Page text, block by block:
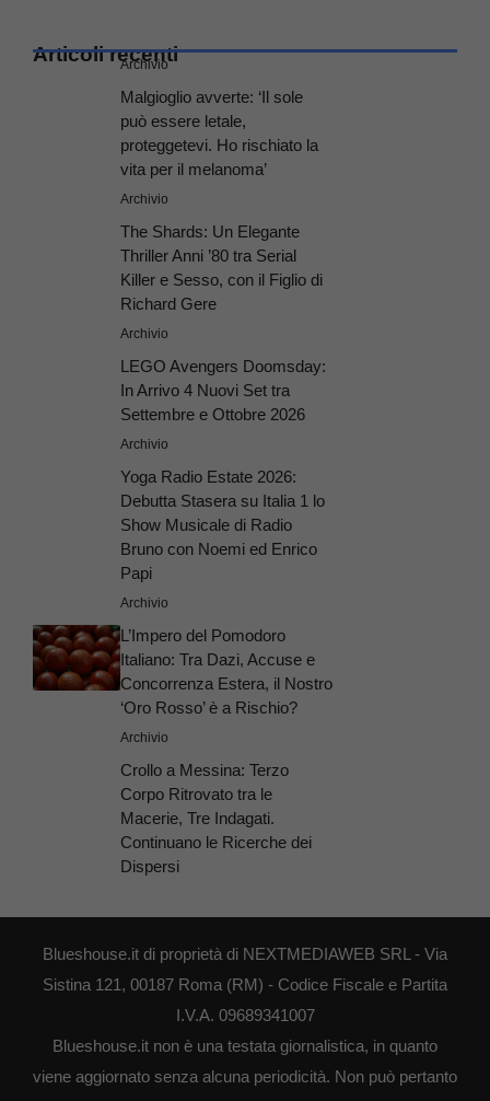
Articoli recenti
Archivio
Malgioglio avverte: ‘Il sole
può essere letale,
proteggetevi. Ho rischiato la
vita per il melanoma’
Archivio
The Shards: Un Elegante
Thriller Anni ’80 tra Serial
Killer e Sesso, con il Figlio di
Richard Gere
Archivio
LEGO Avengers Doomsday:
In Arrivo 4 Nuovi Set tra
Settembre e Ottobre 2026
Archivio
Yoga Radio Estate 2026:
Debutta Stasera su Italia 1 lo
Show Musicale di Radio
Bruno con Noemi ed Enrico
Papi
Archivio
L’Impero del Pomodoro
Italiano: Tra Dazi, Accuse e
Concorrenza Estera, il Nostro
‘Oro Rosso’ è a Rischio?
Archivio
Crollo a Messina: Terzo
Corpo Ritrovato tra le
Macerie, Tre Indagati.
Continuano le Ricerche dei
Dispersi
Blueshouse.it di proprietà di NEXTMEDIAWEB SRL - Via
Sistina 121, 00187 Roma (RM) - Codice Fiscale e Partita
I.V.A. 09689341007
Blueshouse.it non è una testata giornalistica, in quanto
viene aggiornato senza alcuna periodicità. Non può pertanto